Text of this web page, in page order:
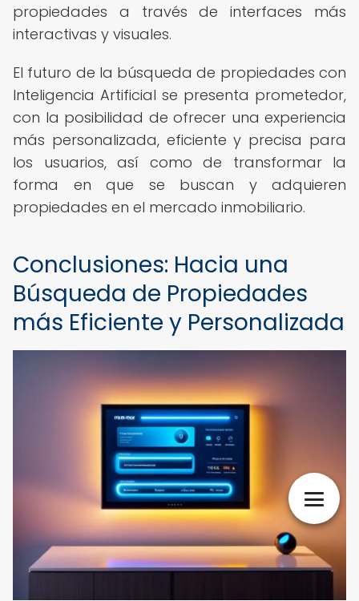
propiedades a través de interfaces más
interactivas y visuales.
El futuro de la búsqueda de propiedades con
Inteligencia Artificial se presenta prometedor,
con la posibilidad de ofrecer una experiencia
más personalizada, eficiente y precisa para
los usuarios, así como de transformar la
forma en que se buscan y adquieren
propiedades en el mercado inmobiliario.
Conclusiones: Hacia una
Búsqueda de Propiedades
más Eficiente y Personalizada